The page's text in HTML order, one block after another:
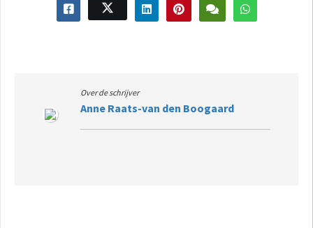
Over de schrijver
Anne Raats-van den Boogaard